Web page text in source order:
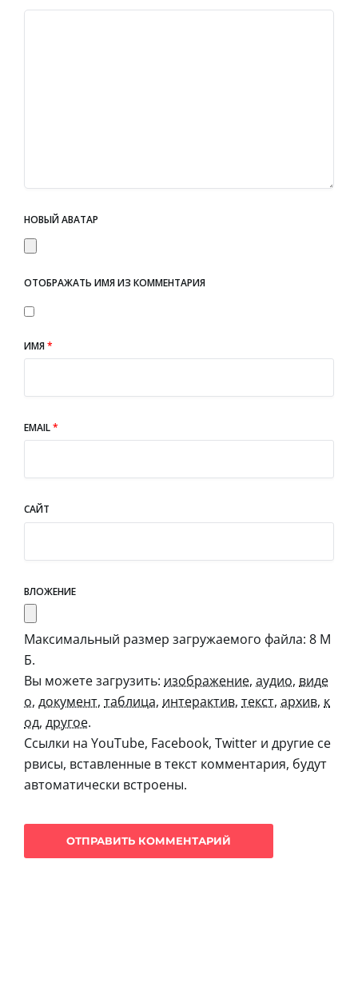
НОВЫЙ АВАТАР
ОТОБРАЖАТЬ ИМЯ ИЗ КОММЕНТАРИЯ
ИМЯ*
EMAIL*
САЙТ
ВЛОЖЕНИЕ
Максимальный размер загружаемого файла: 8 М
Б.
Вы можете загрузить: изображение, аудио, виде
о, документ, таблица, интерактив, текст, архив, к
од, другое.
Ссылки на YouTube, Facebook, Twitter и другие се
рвисы, вставленные в текст комментария, будут
автоматически встроены.